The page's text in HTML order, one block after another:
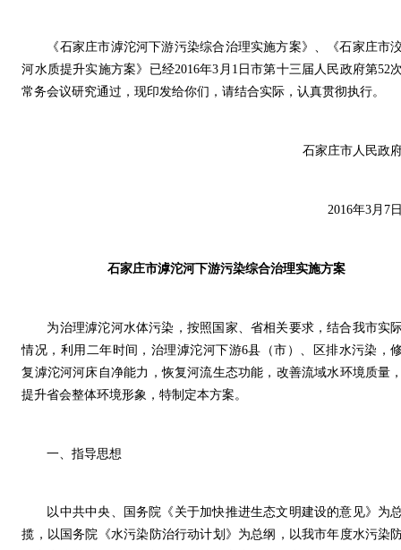
《石家庄市滹沱河下游污染综合治理实施方案》、《石家庄市
河水质提升实施方案》已经2016年3月1日市第十三届人民政府第52
常务会议研究通过，现印发给你们，请结合实际，认真贯彻执行。
石家庄市人民政
2016年3月7
石家庄市滹沱河下游污染综合治理实施方案
为治理滹沱河水体污染，按照国家、省相关要求，结合我市实
情况，利用二年时间，治理滹沱河下游6县（市）、区排水污染，
复滹沱河河床自净能力，恢复河流生态功能，改善流域水环境质量
提升省会整体环境形象，特制定本方案。
一、指导思想
以中共中央、国务院《关于加快推进生态文明建设的意见》为
揽，以国务院《水污染防治行动计划》为总纲，以我市年度水污染